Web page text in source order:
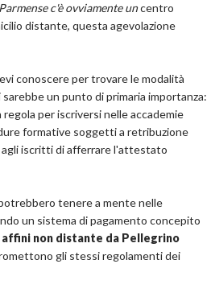
c'è ovviamente uncentro
distante, questa agevolazione
conoscere per trovare le modalità
un punto di primaria importanza:
per iscriversi nelle accademie
formative soggetti a retribuzione
agli iscritti di afferrare l'attestato
tenere a mente nelle
un sistema di pagamento concepito
affini non distante da Pellegrino
gli stessi regolamenti dei